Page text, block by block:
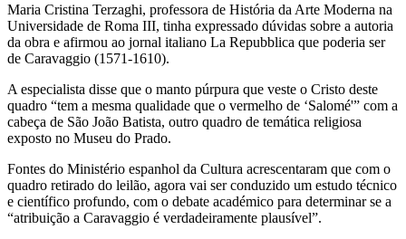
Maria Cristina Terzaghi, professora de História da Arte Moderna na
Universidade de Roma III, tinha expressado dúvidas sobre a autoria
da obra e afirmou ao jornal italiano La Repubblica que poderia ser
de Caravaggio (1571-1610).
A especialista disse que o manto púrpura que veste o Cristo deste
quadro “tem a mesma qualidade que o vermelho de ‘Salomé'” com a
cabeça de São João Batista, outro quadro de temática religiosa
exposto no Museu do Prado.
Fontes do Ministério espanhol da Cultura acrescentaram que com o
quadro retirado do leilão, agora vai ser conduzido um estudo técnico
e científico profundo, com o debate académico para determinar se a
“atribuição a Caravaggio é verdadeiramente plausível”.